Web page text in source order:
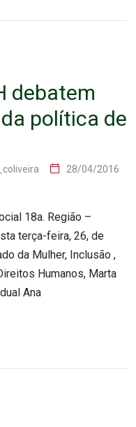
debatem
política de
28/04/2016
18a. Região –
terça-feira, 26, de
da Mulher, Inclusão ,
Humanos, Marta
Ana